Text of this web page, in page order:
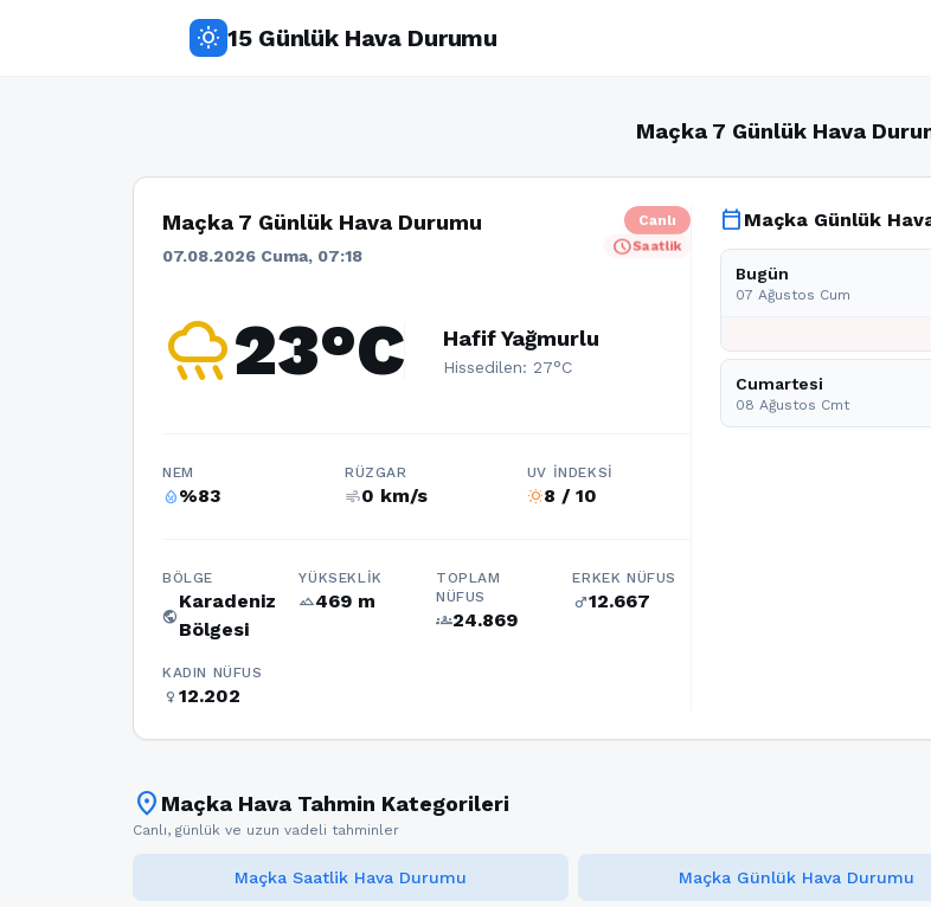
wb_sunny 15 Günlük Hava Durumu
Maçka 7 Günlük Hava
Maçka 7 Günlük Hava Durumu
07.08.2026 Cuma, 07:18
Canlı
scheduleSaatlik
rainy23°C Hafif Yağmurlu
Hissedilen: 27°C
NEM
humidity_percentage%83
RÜZGAR
air0 km/s
UV İNDEKSI
wb_sunny8 / 10
BÖLGE
public
Karadeniz
Bölgesi
YÜKSEKLIK
terrain469 m
TOPLAM
NÜFUS
groups24.869
ERKEK NÜFUS
male12.667
KADIN NÜFUS
female 12.202
calendar_today Maçka Günlük
Bugün
07 Ağustos Cum
Cumartesi
08 Ağustos Cmt
location_on Maçka Hava Tahmin Kategorileri
Canlı, günlük ve uzun vadeli tahminler
Maçka Saatlik Hava Durumu Maçka Günlük Hava Durumu